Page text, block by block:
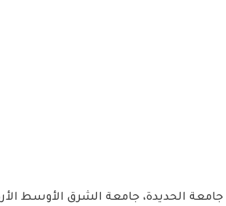
الحديدة، جامعة الشرق الأوسط